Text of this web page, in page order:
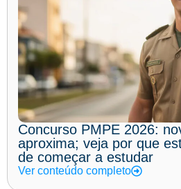
Concurso PMPE 2026:
aproxima; veja por que
de começar a estudar
Ver conteúdo completo